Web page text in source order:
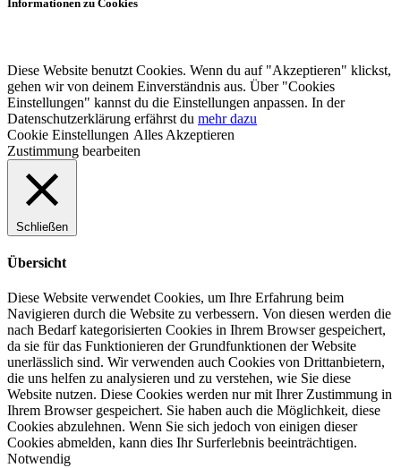
Informationen zu Cookies
Diese Website benutzt Cookies. Wenn du auf "Akzeptieren" klickst,
gehen wir von deinem Einverständnis aus. Über "Cookies
Einstellungen" kannst du die Einstellungen anpassen. In der
Datenschutzerklärung erfährst du mehr dazu
Cookie Einstellungen Alles Akzeptieren
Zustimmung bearbeiten
Schließen
Übersicht
Diese Website verwendet Cookies, um Ihre Erfahrung beim
Navigieren durch die Website zu verbessern. Von diesen werden die
nach Bedarf kategorisierten Cookies in Ihrem Browser gespeichert,
da sie für das Funktionieren der Grundfunktionen der Website
unerlässlich sind. Wir verwenden auch Cookies von Drittanbietern,
die uns helfen zu analysieren und zu verstehen, wie Sie diese
Website nutzen. Diese Cookies werden nur mit Ihrer Zustimmung in
Ihrem Browser gespeichert. Sie haben auch die Möglichkeit, diese
Cookies abzulehnen. Wenn Sie sich jedoch von einigen dieser
Cookies abmelden, kann dies Ihr Surferlebnis beeinträchtigen.
Notwendig